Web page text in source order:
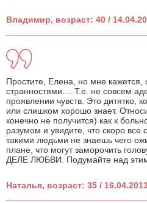
Владимир, возраст: 40 /
Простите, Елена, но мне
странностями.... Т.е. не совсем
проявлении чувств. Это дитятко,
или слишком хорошо знает.
конечно не получится) как к
разумом и увидите, что скоро все
такими людьми не знаешь чего
плане, что могут заморочить
ДЕЛЕ ЛЮБВИ. Подумайте над
Наталья, возраст: 35 /